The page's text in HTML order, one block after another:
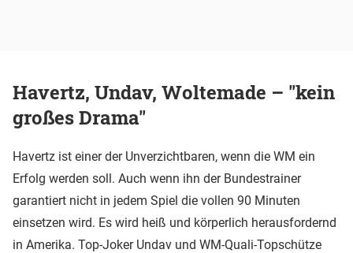
Havertz, Undav, Woltemade – "kein
großes Drama"
Havertz ist einer der Unverzichtbaren, wenn die WM ein
Erfolg werden soll. Auch wenn ihn der Bundestrainer
garantiert nicht in jedem Spiel die vollen 90 Minuten
einsetzen wird. Es wird heiß und körperlich herausfordernd
in Amerika. Top-Joker Undav und WM-Quali-Topschütze